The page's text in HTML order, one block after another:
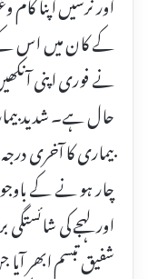
کے کان میں اس کے
نے فوری اپنی
حال ہے۔ شدید
بیماری کا آخری
چار ہو نے کے
اور لہجے کی
شفیق تبسم ابھر